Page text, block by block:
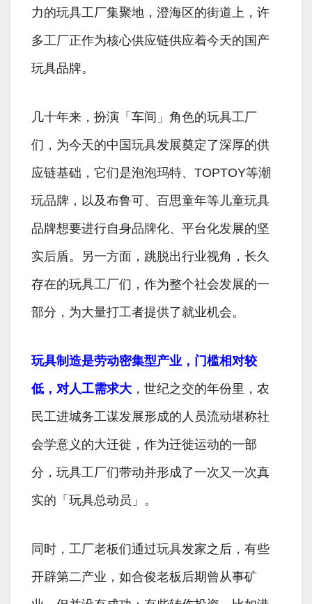
力的玩具工厂集聚地，澄海区的街道上，许
多工厂正作为核心供应链供应着今天的国产
玩具品牌。
几十年来，扮演「车间」角色的玩具工厂
们，为今天的中国玩具发展奠定了深厚的供
应链基础，它们是泡泡玛特、TOPTOY等潮
玩品牌，以及布鲁可、百思童年等儿童玩具
品牌想要进行自身品牌化、平台化发展的坚
实后盾。另一方面，跳脱出行业视角，长久
存在的玩具工厂们，作为整个社会发展的一
部分，为大量打工者提供了就业机会。
玩具制造是劳动密集型产业，门槛相对较
低，对人工需求大 ，世纪之交的年份里，农
民工进城务工谋发展形成的人员流动堪称社
会学意义的大迁徙，作为迁徙运动的一部
分，玩具工厂们带动并形成了一次又一次真
实的「玩具总动员」。
同时，工厂老板们通过玩具发家之后，有些
开辟第二产业，如合俊老板后期曾从事矿